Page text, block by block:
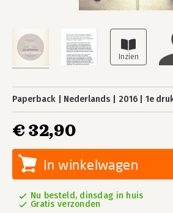
Paperback Nederlands 2016 1e
€ 32,90
In winkelwagen
Nu besteld, dinsdag in huis
Gratis verzonden